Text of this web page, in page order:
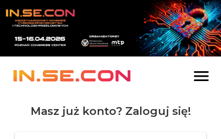

Masz już konto? Zaloguj się!